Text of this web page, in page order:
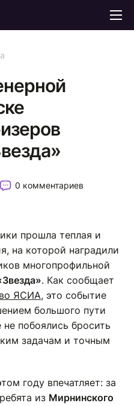
0 комментариев
прошла теплая и
на которой наградили
многопрофильной
. Как сообщает
ЯСИА, это событие
большого пути
побоялись бросить
задачам и точным
году впечатляет: за
из Мирнинского